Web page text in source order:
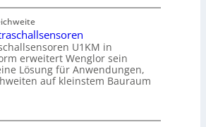
U1KM in
erweitert Wenglor sein
Lösung für Anwendungen,
auf kleinstem Bauraum